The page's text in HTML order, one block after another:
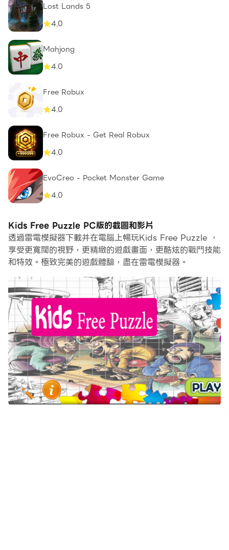
Lost Lands 5
4.0
Mahjong
4.0
Free Robux
4.0
Free Robux - Get Real Robux
4.0
EvoCreo - Pocket Monster Game
4.0
Kids Free Puzzle PC版的截圖和影片
透過雷電模擬器下載并在電腦上暢玩Kids Free Puzzle ，
享受更寬闊的視野，更精緻的遊戲畫面，更酷炫的戰鬥技能
和特效。極致完美的遊戲體驗，盡在雷電模擬器。